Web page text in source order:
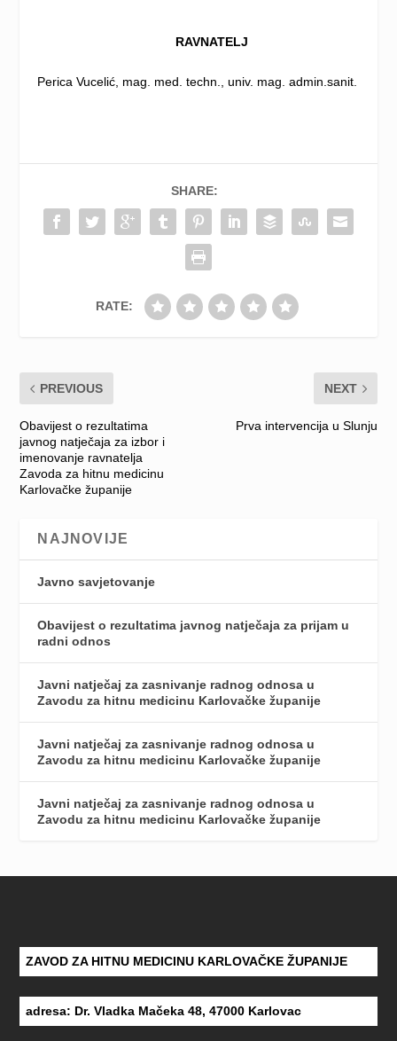
RAVNATELJ
Perica Vucelić, mag. med. techn., univ. mag. admin.sanit.
SHARE:
RATE:
PREVIOUS
Obavijest o rezultatima
javnog natječaja za izbor i
imenovanje ravnatelja
Zavoda za hitnu medicinu
Karlovačke županije
NEXT
Prva intervencija u Slunju
NAJNOVIJE
Javno savjetovanje
Obavijest o rezultatima javnog natječaja za prijam u
radni odnos
Javni natječaj za zasnivanje radnog odnosa u
Zavodu za hitnu medicinu Karlovačke županije
Javni natječaj za zasnivanje radnog odnosa u
Zavodu za hitnu medicinu Karlovačke županije
Javni natječaj za zasnivanje radnog odnosa u
Zavodu za hitnu medicinu Karlovačke županije
ZAVOD ZA HITNU MEDICINU KARLOVAČKE ŽUPANIJE
adresa: Dr. Vladka Mačeka 48, 47000 Karlovac